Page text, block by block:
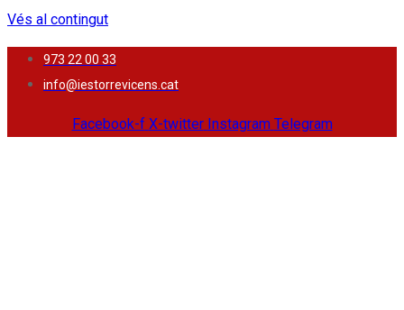
Vés al contingut
973 22 00 33
info@iestorrevicens.cat
Facebook-f X-twitter Instagram Telegram